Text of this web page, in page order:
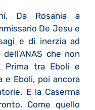
Da Rosania a
De Jesu e
e di inerzia ad
che non
Prima tra Eboli e
e Eboli, poi ancora
E la Caserma
Come quello